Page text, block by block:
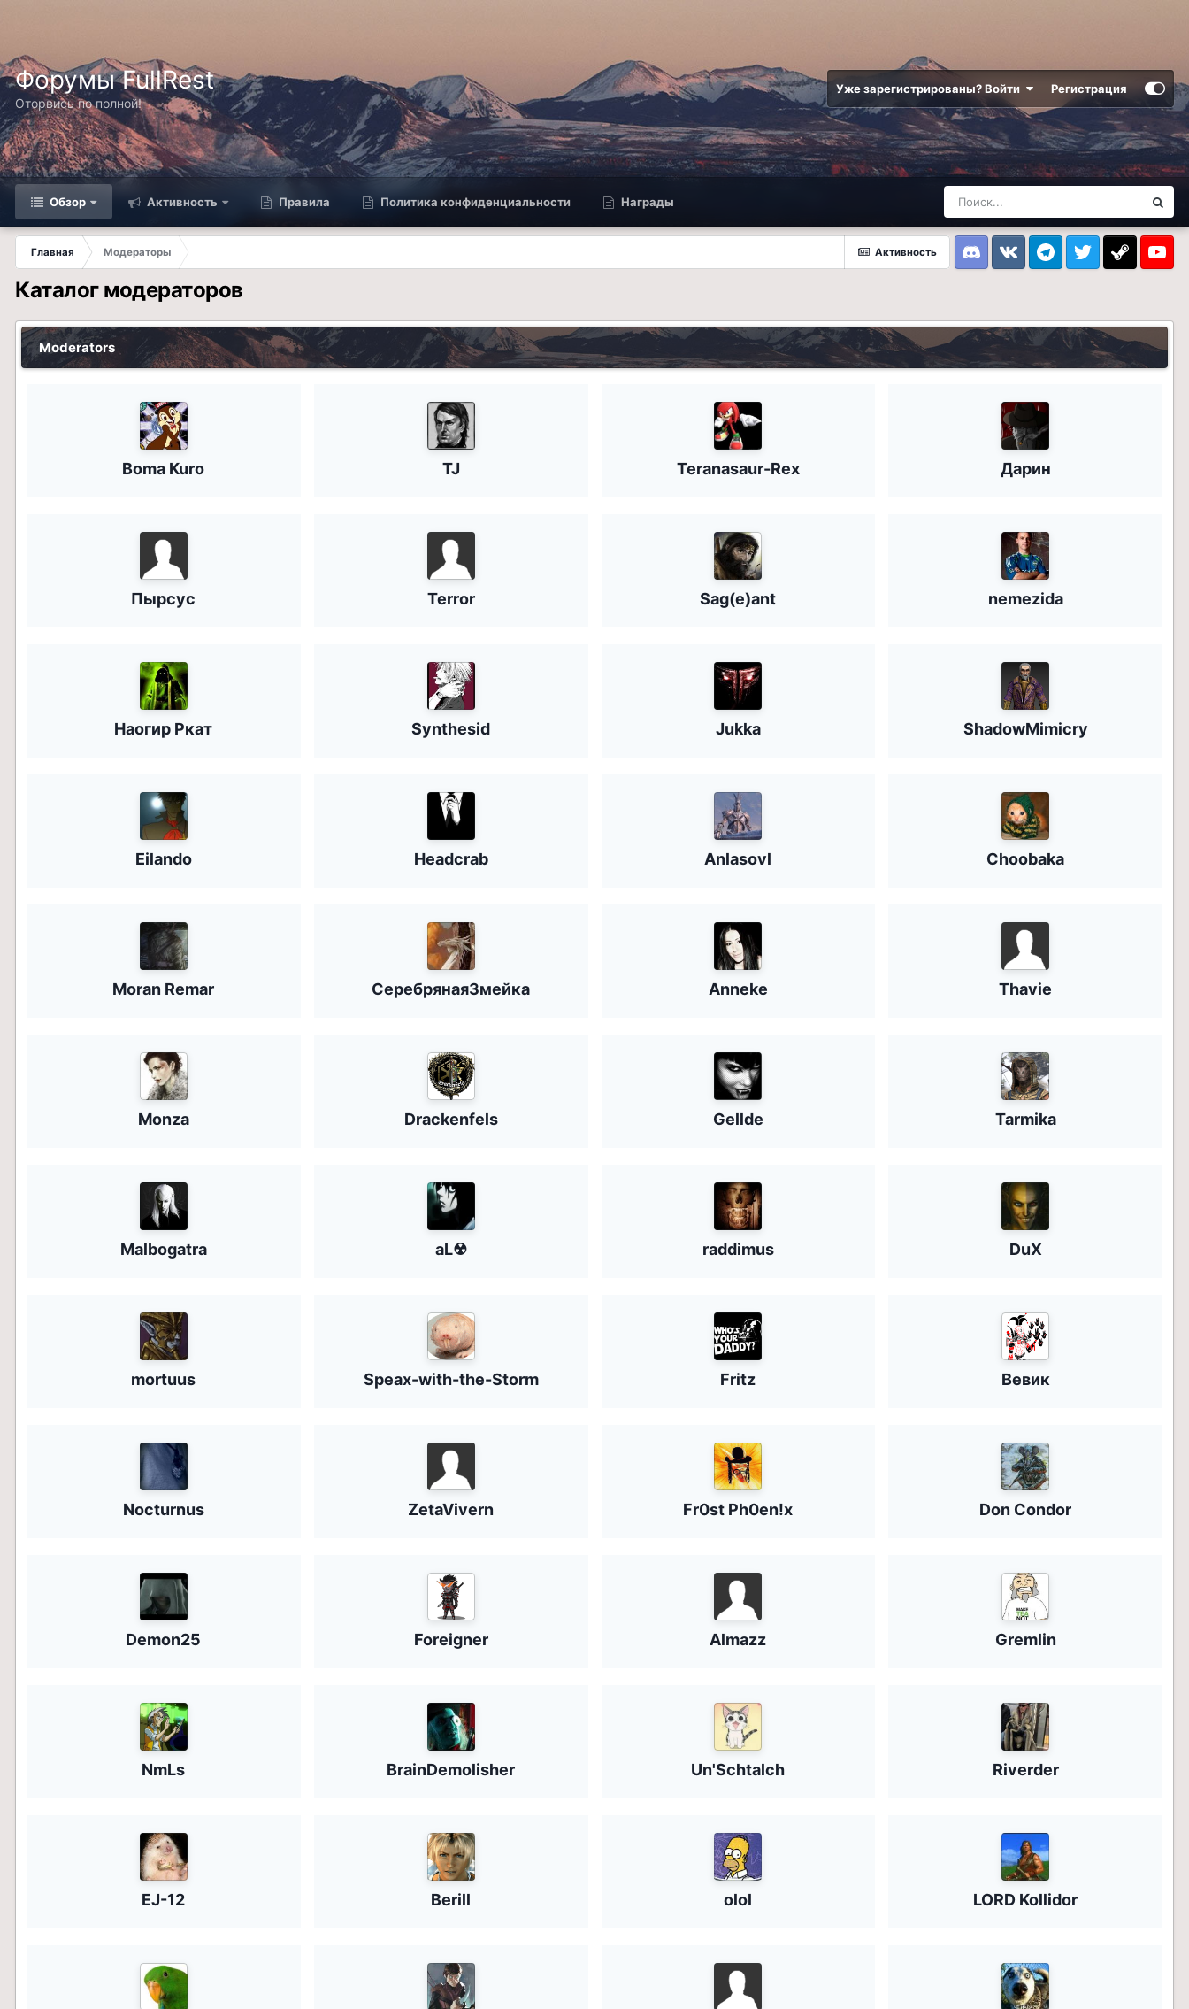
Форумы FullRest
Оторвись по полной!
Уже зарегистрированы? Войти Регистрация
Обзор Активность Правила Политика конфиденциальности Награды
Активность
Главная
Модераторы
DiscordVK TelegramTwitter Steam
Каталог модераторов
Moderators
Boma Kuro TJ Teranasaur-Rex Дарин
Пырсус Terror Sag(e)ant nemezida
Наогир Ркат Synthesid Jukka ShadowMimicry
Eilando Headcrab Anlasovl Choobaka
Moran Remar СеребрянаяЗмейка Anneke Thavie
Monza Drackenfels Gellde Tarmika
Malbogatra aL☢ raddimus DuX
mortuus Speax-with-the-Storm Fritz Вевик
Nocturnus ZetaVivern Fr0st Ph0en!x Don Condor
Demon25 Foreigner Almazz Gremlin
NmLs BrainDemolisher Un'Schtalch Riverder
EJ-12 Berill olol LORD Kollidor